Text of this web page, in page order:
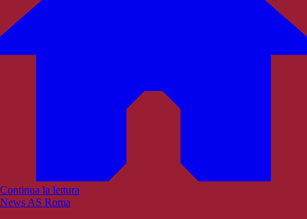
Continua la lettura
News AS Roma